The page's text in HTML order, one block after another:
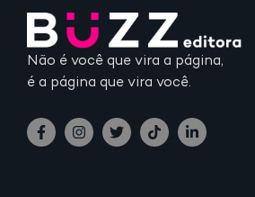
Não é você que vira a página,
é a página que vira você.